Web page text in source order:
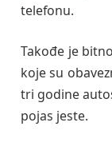
telefonu.
Takođe je
koje su
tri godine
pojas jeste.